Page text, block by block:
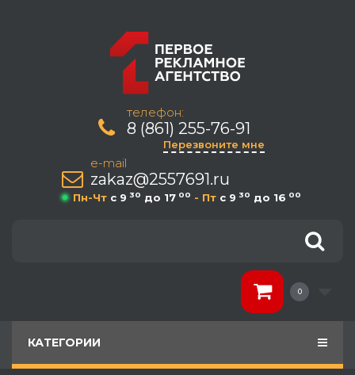
телефон:
8 (861) 255-76-91
Перезвоните мне
e-mail
zakaz@2557691.ru
Пн-Чт c 9 30 до 17 00 - Пт c 9 30 до 16 00
0
КАТЕГОРИИ